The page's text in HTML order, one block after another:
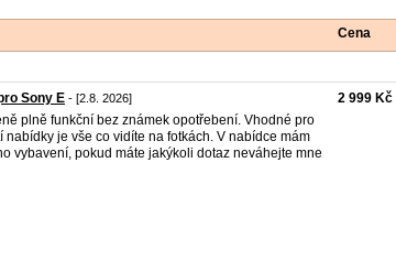
Cena
Sony E - [2.8. 2026]
plně funkční bez známek opotřebení. Vhodné pro
nabídky je vše co vidíte na fotkách. V nabídce mám
vybavení, pokud máte jakýkoli dotaz neváhejte mne
2 999 Kč